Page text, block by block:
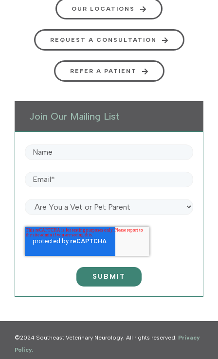
OUR LOCATIONS
REQUEST A CONSULTATION
REFER A PATIENT
Join Our Mailing List
©2024 Southeast Veterinary Neurology. All rights reserved. Privacy
Policy.